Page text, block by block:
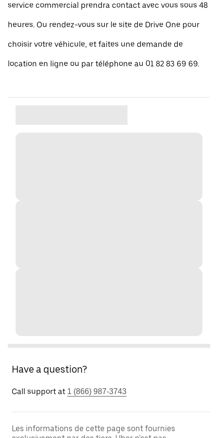
service commercial prendra contact avec vous sous 48
heures. Ou rendez-vous sur le site de Drive One pour
choisir votre véhicule, et faites une demande de
location en ligne ou par téléphone au 01 82 83 69 69.
Have a question?
Call support at 1 (866) 987-3743
Les informations de cette page sont fournies